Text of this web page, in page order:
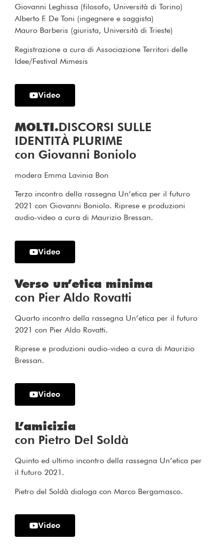
Giovanni Leghissa (filosofo, Università di Torino)
Alberto F. De Toni (ingegnere e saggista)
Mauro Barberis (giurista, Università di Trieste)
Registrazione a cura di Associazione Territori delle
Idee/Festival Mimesis
Video
MOLTI.DISCORSI SULLE
IDENTITÀ PLURIME
con Giovanni Boniolo
modera Emma Lavinia Bon
Terzo incontro della rassegna Un’etica per il futuro
2021 con Giovanni Boniolo. Riprese e produzioni
audio-video a cura di Maurizio Bressan.
Video
Verso un’etica minima
con Pier Aldo Rovatti
Quarto incontro della rassegna Un’etica per il futuro
2021 con Pier Aldo Rovatti.
Riprese e produzioni audio-video a cura di Maurizio
Bressan.
Video
L’amicizia
con Pietro Del Soldà
Quinto ed ultimo incontro della rassegna Un’etica per
il futuro 2021.
Pietro del Soldà dialoga con Marco Bergamasco.
Video